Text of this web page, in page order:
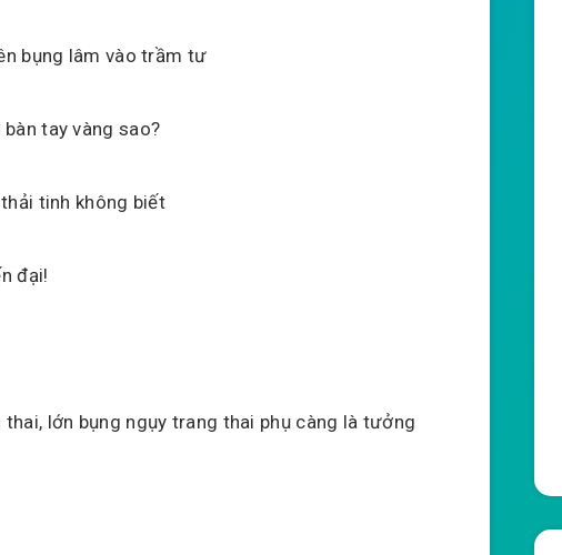
bụng lâm vào trầm tư
tay vàng sao?
tinh không biết
đại!
lớn bụng ngụy trang thai phụ càng là tưởng